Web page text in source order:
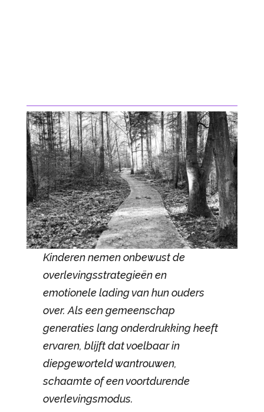
Kinderen nemen onbewust de
overlevingsstrategieën en
emotionele lading van hun ouders
over. Als een gemeenschap
generaties lang onderdrukking heeft
ervaren, blijft dat voelbaar in
diepgeworteld wantrouwen,
schaamte of een voortdurende
overlevingsmodus.